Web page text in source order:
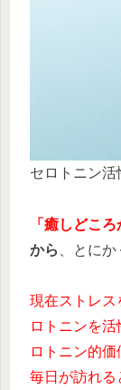
セロトニン活
「癒しどこ
から
、とに
現在ストレス
ロトニンを
ロトニン的
毎日が訪れる